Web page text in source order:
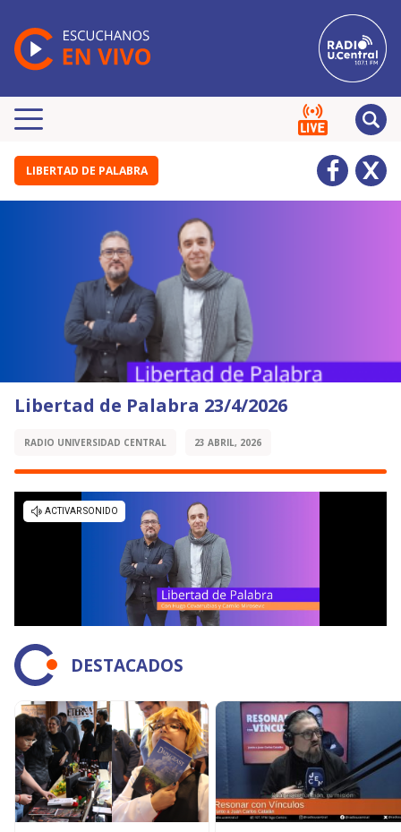
LIBERTAD DE PALABRA
Libertad de Palabra 23/4/2026
RADIO UNIVERSIDAD CENTRAL 23 ABRIL, 2026
DESTACADOS